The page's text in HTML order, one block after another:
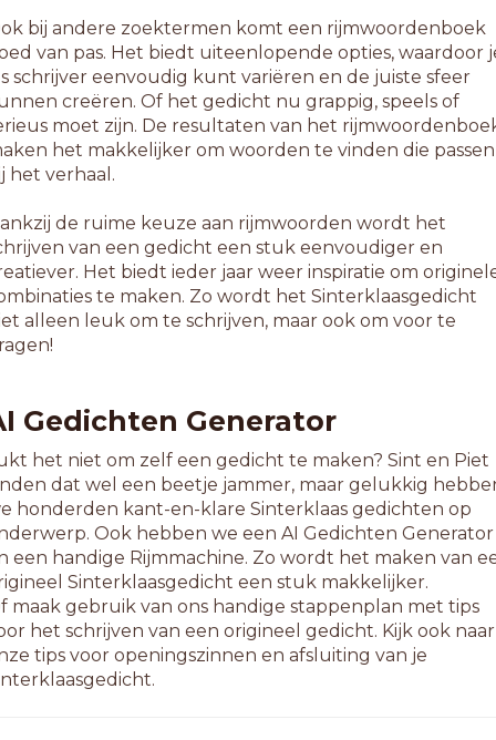
letterwoorden
bij andere zoektermen komt een rijmwoordenboek
van pas. Het biedt uiteenlopende opties, waardoor
schrijver eenvoudig kunt variëren en de juiste sfeer
creëren. Of het gedicht nu grappig, speels of
moet zijn. De resultaten van het
het makkelijker om woorden te vinden die passen
het verhaal.
de ruime keuze aan rijmwoorden wordt het
van een gedicht een stuk eenvoudiger en
Het biedt ieder jaar weer inspiratie om
te maken. Zo wordt het Sinterklaasgedicht
alleen leuk om te schrijven, maar ook om voor te
Gedichten Generator
het niet om zelf een gedicht te maken? Sint en Piet
dat wel een beetje jammer, maar gelukkig
honderden kant-en-klare Sinterklaas gedichten op
Ook hebben we een AI Gedichten Generator
een handige Rijmmachine. Zo wordt het maken van
Sinterklaasgedicht een stuk makkelijker.
maak gebruik van ons handige stappenplan met tips
het schrijven van een origineel gedicht. Kijk ook naar
tips voor openingszinnen en afsluiting van je